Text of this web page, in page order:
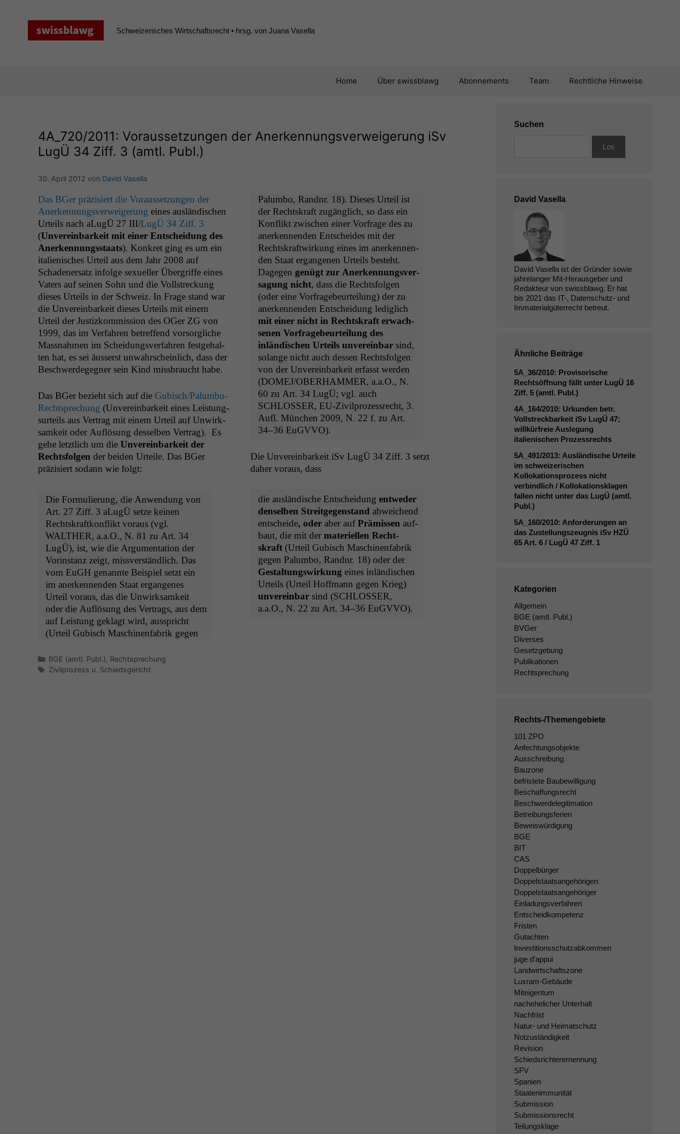
Schweizerisches Wirtschaftsrecht • hrsg. von Juana Vasella
Home Über swissblawg Abonnements Team Rechtliche Hinweise
4A_720/2011: Voraussetzungen der Anerkennungsverweigerung iSv
LugÜ 34 Ziff. 3 (amtl. Publ.)
30. April 2012 von David Vasella
Das BGer präzisiert die Voraus­set­zun­gen der
Anerken­nungsver­weigerung eines aus­ländis­chen
Urteils nach aLugÜ 27 III/LugÜ 34 Ziff. 3
(Unvere­in­barkeit mit ein­er Entschei­dung des
Anerken­nungsstaats). Konkret ging es um ein
ital­ienis­ches Urteil aus dem Jahr 2008 auf
Schaden­er­satz infolge sex­ueller Über­griffe eines
Vaters auf seinen Sohn und die Voll­streck­ung
dieses Urteils in der Schweiz. In Frage stand war
die Unvere­in­barkeit dieses Urteils mit einem
Urteil der Jus­tizkom­mis­sion des OGer ZG von
1999, das im Ver­fahren betr­e­f­fend vor­sor­gliche
Mass­nah­men im Schei­dungsver­fahren fest­ge­hal­
ten hat, es sei äusserst unwahrschein­lich, dass der
Beschw­erdegeg­n­er sein Kind miss­braucht habe.
Das BGer bezieht sich auf die Gubis­ch/­Palum­bo-
Recht­sprechung (Unvere­in­barkeit eines Leis­tung­
surteils aus Ver­trag mit einem Urteil auf Unwirk­
samkeit oder Auflö­sung des­sel­ben Ver­trag). Es
gehe let­ztlich um die Unvere­in­barkeit der
Rechts­fol­gen der bei­den Urteile. Das BGer
präzisiert sodann wie folgt:
Die For­mulierung, die Anwen­dung von
Art. 27 Ziff. 3 aLugÜ set­ze keinen
Recht­skraftkon­flikt voraus (vgl.
WALTHER, a.a.O., N. 81 zu Art. 34
LugÜ), ist, wie die Argu­men­ta­tion der
Vorin­stanz zeigt, missver­ständlich. Das
vom EuGH genan­nte Beispiel set­zt ein
im anerken­nen­den Staat ergan­ge­nes
Urteil voraus, das die Unwirk­samkeit
oder die Auflö­sung des Ver­trags, aus dem
auf Leis­tung geklagt wird, ausspricht
(Urteil Gubisch Maschi­nen­fab­rik gegen
Palum­bo, Rand­nr. 18). Dieses Urteil ist
der Recht­skraft zugänglich, so dass ein
Kon­flikt zwis­chen ein­er Vor­frage des zu
anerken­nen­den Entschei­des mit der
Recht­skraftwirkung eines im anerken­nen­
den Staat ergan­genen Urteils beste­ht.
Dage­gen genügt zur Anerken­nungsver­
sa­gung nicht, dass die Rechts­fol­gen
(oder eine Vor­frage­beurteilung) der zu
anerken­nen­den Entschei­dung lediglich
mit ein­er nicht in Recht­skraft erwach­
se­nen Vor­frage­beurteilung des
inländis­chen Urteils unvere­in­bar sind,
solange nicht auch dessen Rechts­fol­gen
von der Unvere­in­barkeit erfasst wer­den
(DOMEJ/OBERHAMMER, a.a.O., N.
60 zu Art. 34 LugÜ; vgl. auch
SCHLOSSER, EU-Zivil­prozess­recht, 3.
Aufl. München 2009, N. 22 f. zu Art.
34–36 EuGVVO).
Die Unvere­in­barkeit iSv LugÜ 34 Ziff. 3 set­zt
daher voraus, dass
die aus­ländis­che Entschei­dung entwed­er
densel­ben Stre­it­ge­gen­stand abwe­ichend
entschei­de , oder aber aufPrämis­sen auf­
baut, die mit der materiellen Recht­
skraft (Urteil Gubisch Maschi­nen­fab­rik
gegen Palum­bo, Rand­nr. 18) oder der
Gestal­tungswirkung eines inländis­chen
Urteils (Urteil Hoff­mann gegen Krieg)
unvere­in­bar sind (SCHLOSSER,
a.a.O., N. 22 zu Art. 34–36 EuGVVO).
Kategorien
BGE (amtl. Publ.), Rechtsprechung
Schlagwörter
Zivilprozess u. Schiedsgericht
Suchen
David Vasella
David Vasella ist der Gründer sowie
jahrelanger Mit-Herausgeber und
Redakteur von swissblawg. Er hat
bis 2021 das IT-, Datenschutz- und
Immaterialgüterrecht betreut.
Ähnliche Beiträge
5A_36/2010: Provisorische
Rechtsöffnung fällt unter LugÜ 16
Ziff. 5 (amtl. Publ.)
4A_164/2010: Urkunden betr.
Vollstreckbarkeit iSv LugÜ 47;
willkürfreie Auslegung
italienischen Prozessrechts
5A_491/2013: Ausländische Urteile
im schweizerischen
Kollokationsprozess nicht
verbindlich / Kollokationsklagen
fallen nicht unter das LugÜ (amtl.
Publ.)
5A_160/2010: Anforderungen an
das Zustellungszeugnis iSv HZÜ
65 Art. 6 / LugÜ 47 Ziff. 1
Kategorien
Allgemein
BGE (amtl. Publ.)
BVGer
Diverses
Gesetzgebung
Publikationen
Rechtsprechung
Rechts-/Themengebiete
101 ZPO
Anfechtungsobjekte
Ausschreibung
Bauzone
befristete Baubewilligung
Beschaffungsrecht
Beschwerdelegitimation
Betreibungsferien
Beweiswürdigung
BGE
BIT
CAS
Doppelbürger
Doppelstaatsangehörigen
Doppelstaatsangehöriger
Einladungsverfahren
Entscheidkompetenz
Fristen
Gutachten
Investitionsschutzabkommen
juge d'appui
Landwirtschaftszone
Luxram-Gebäude
Miteigentum
nachehelicher Unterhalt
Nachfrist
Natur- und Heimatschutz
Notzuständigkeit
Revision
Schiedsrichterernennung
SFV
Spanien
Staatenimmunität
Submission
Submissionsrecht
Teilungsklage